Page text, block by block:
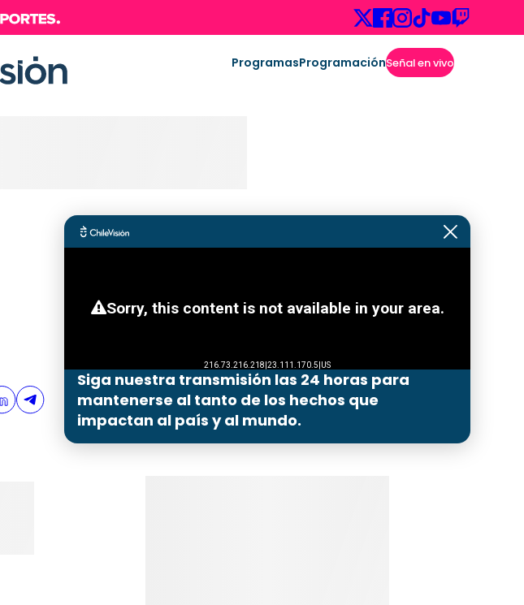
ProgramasProgramaciónSeñal en vivo
Siga nuestra transmisión las 24 horas para
mantenerse al tanto de los hechos que
impactan al país y al mundo.